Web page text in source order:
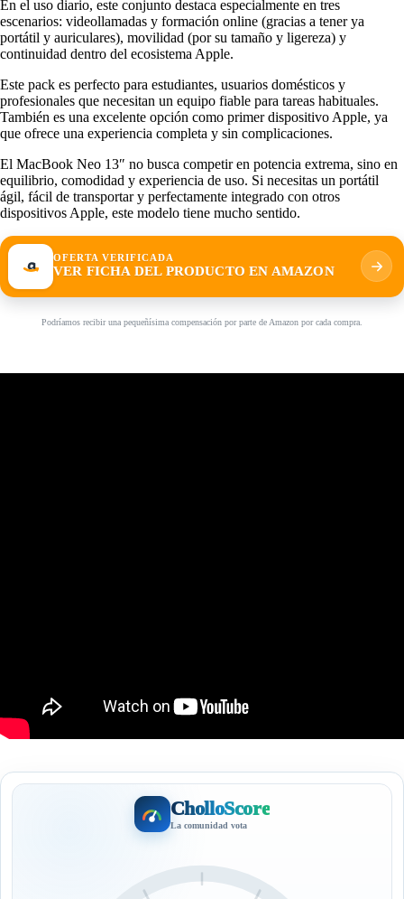
En el uso diario, este conjunto destaca especialmente en tres
escenarios: videollamadas y formación online (gracias a tener ya
portátil y auriculares), movilidad (por su tamaño y ligereza) y
continuidad dentro del ecosistema Apple.
Este pack es perfecto para estudiantes, usuarios domésticos y
profesionales que necesitan un equipo fiable para tareas habituales.
También es una excelente opción como primer dispositivo Apple, ya
que ofrece una experiencia completa y sin complicaciones.
El MacBook Neo 13″ no busca competir en potencia extrema, sino en
equilibrio, comodidad y experiencia de uso. Si necesitas un portátil
ágil, fácil de transportar y perfectamente integrado con otros
dispositivos Apple, este modelo tiene mucho sentido.
OFERTA VERIFICADA
VER FICHA DEL PRODUCTO EN AMAZON
Podríamos recibir una pequeñísima compensación por parte de Amazon por cada compra.
CholloScore
La comunidad vota